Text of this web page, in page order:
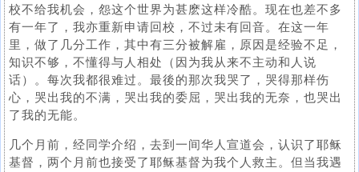
校不给我机会，怨这个世界为甚麽这样冷酷。现在也差不多
有一年了，我亦重新申请回校，不过未有回音。在这一年
里，做了几分工作，其中有三分被解雇，原因是经验不足，
知识不够，不懂得与人相处（因为我从来不主动和人说
话）。每次我都很难过。最後的那次我哭了，哭得那样伤
心，哭出我的不满，哭出我的委屈，哭出我的无奈，也哭出
了我的无能。
几个月前，经同学介绍，去到一间华人宣道会，认识了耶稣
基督，两个月前也接受了耶稣基督为我个人救主。但当我遇